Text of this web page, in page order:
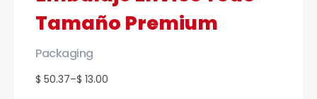
Tamaño Premium
$ 13.00
–
$ 50.37
Packaging